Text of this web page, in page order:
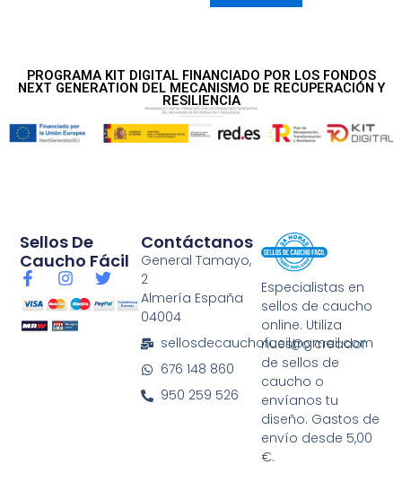
PROGRAMA KIT DIGITAL FINANCIADO POR LOS FONDOS
NEXT GENERATION DEL MECANISMO DE RECUPERACIÓN Y
RESILIENCIA
Especialistas en
sellos de caucho
online. Utiliza
nuestro creador
de sellos de
caucho o
envíanos tu
diseño. Gastos de
envío desde 5,00
€.
Contáctanos
General Tamayo,
2
Almería España
04004
sellosdecauchofacil@gmail.com
676 148 860
950 259 526
Sellos De
Caucho Fácil
F
a
c
e
I
s
t
T
i